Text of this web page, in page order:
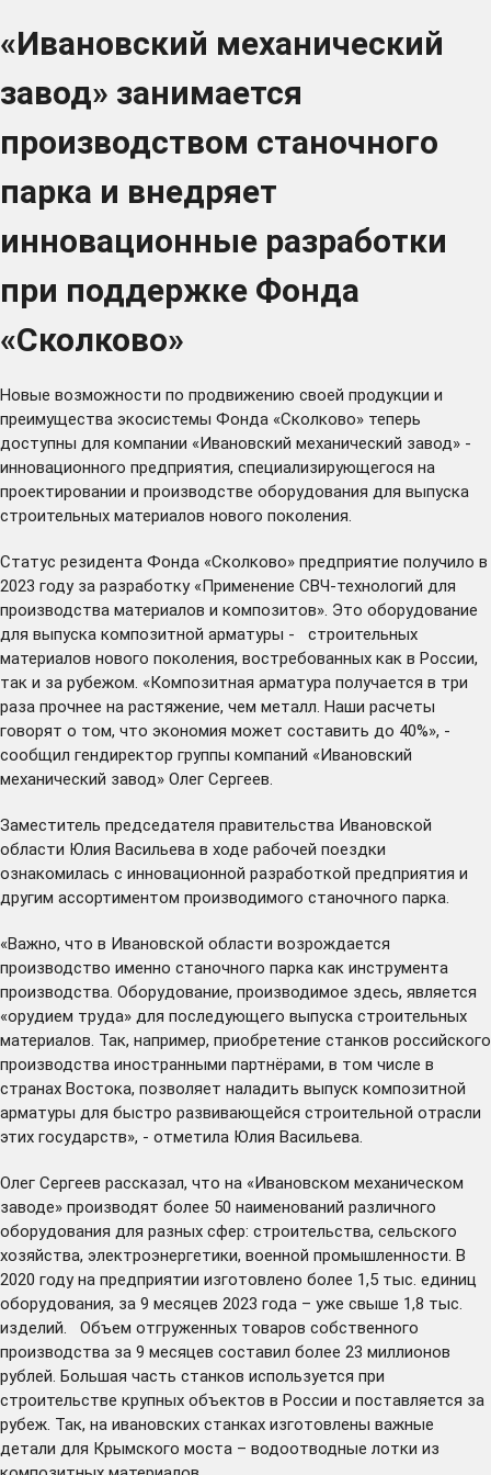
«Ивановский механический
завод» занимается
производством станочного
парка и внедряет
инновационные разработки
при поддержке Фонда
«Сколково»
Новые возможности по продвижению своей продукции и
преимущества экосистемы Фонда «Сколково» теперь
доступны для компании «Ивановский механический завод» -
инновационного предприятия, специализирующегося на
проектировании и производстве оборудования для выпуска
строительных материалов нового поколения.
Статус резидента Фонда «Сколково» предприятие получило в
2023 году за разработку «Применение СВЧ-технологий для
производства материалов и композитов». Это оборудование
для выпуска композитной арматуры - строительных
материалов нового поколения, востребованных как в России,
так и за рубежом. «Композитная арматура получается в три
раза прочнее на растяжение, чем металл. Наши расчеты
говорят о том, что экономия может составить до 40%», -
сообщил гендиректор группы компаний «Ивановский
механический завод» Олег Сергеев.
Заместитель председателя правительства Ивановской
области Юлия Васильева в ходе рабочей поездки
ознакомилась с инновационной разработкой предприятия и
другим ассортиментом производимого станочного парка.
«Важно, что в Ивановской области возрождается
производство именно станочного парка как инструмента
производства. Оборудование, производимое здесь, является
«орудием труда» для последующего выпуска строительных
материалов. Так, например, приобретение станков российского
производства иностранными партнёрами, в том числе в
странах Востока, позволяет наладить выпуск композитной
арматуры для быстро развивающейся строительной отрасли
этих государств», - отметила Юлия Васильева.
Олег Сергеев рассказал, что на «Ивановском механическом
заводе» производят более 50 наименований различного
оборудования для разных сфер: строительства, сельского
хозяйства, электроэнергетики, военной промышленности. В
2020 году на предприятии изготовлено более 1,5 тыс. единиц
оборудования, за 9 месяцев 2023 года – уже свыше 1,8 тыс.
изделий. Объем отгруженных товаров собственного
производства за 9 месяцев составил более 23 миллионов
рублей. Большая часть станков используется при
строительстве крупных объектов в России и поставляется за
рубеж. Так, на ивановских станках изготовлены важные
детали для Крымского моста – водоотводные лотки из